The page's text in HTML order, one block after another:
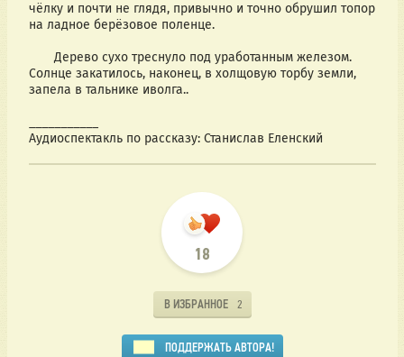
чёлку и почти не глядя, привычно и точно обрушил топор
на ладное берёзовое поленце.
       Дерево сухо треснуло под уработанным железом.
Солнце закатилось, наконец, в холщовую торбу земли,
запела в тальнике иволга..
Аудиоспектакль по рассказу: Станислав Еленский
18
В ИЗБРАННОЕ 2
ПОДДЕРЖАТЬ АВТОРА!